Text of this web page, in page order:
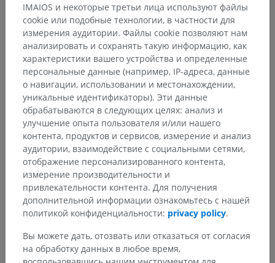
Анатомическая иерархия
Анатомия животных
Артрология > Nomina generalia> Суставы
Основные структуры:Нет анатомических терминов,
относящихся к этой части тела
Ветеринарная гистология
IMAIOS и некоторые третьи лица используют файлы
cookie или подобные технологии, в частности для
измерения аудитории. Файлы cookie позволяют нам
анализировать и сохранять такую информацию, как
характеристики вашего устройства и определенные
персональные данные (например, IP-адреса, данные
о навигации, использовании и местонахождении,
уникальные идентификаторы). Эти данные
обрабатываются в следующих целях: анализ и
улучшение опыта пользователя и/или нашего
контента, продуктов и сервисов, измерение и анализ
аудитории, взаимодействие с социальными сетями,
отображение персонализированного контента,
измерение производительности и
привлекательности контента. Для получения
дополнительной информации ознакомьтесь с нашей
политикой конфиденциальности: privacy policy.
Вы можете дать, отозвать или отказаться от согласия
на обработку данных в любое время,